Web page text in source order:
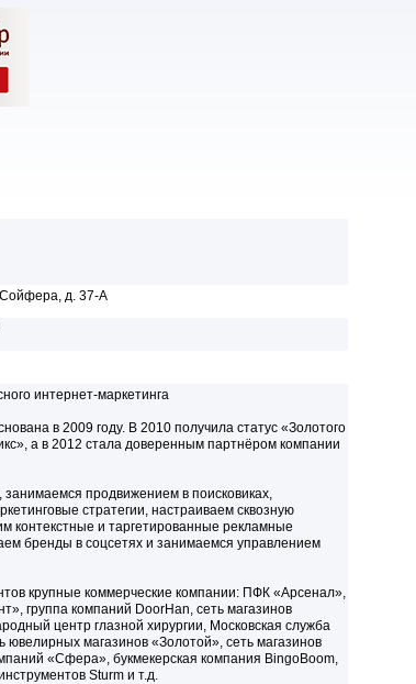
Сойфера, д. 37-А
интернет-маркетинга
в 2009 году. В 2010 получила статус «Золотого
а в 2012 стала доверенным партнёром компании
продвижением в поисковиках,
стратегии, настраиваем сквозную
контекстные и таргетированные рекламные
бренды в соцсетях и занимаемся управлением
крупные коммерческие компании: ПФК «Арсенал»,
группа компаний DoorHan, сеть магазинов
центр глазной хирургии, Московская служба
ювелирных магазинов «Золотой», сеть магазинов
«Сфера», букмекерская компания BingoBoom,
Sturm и т.д.